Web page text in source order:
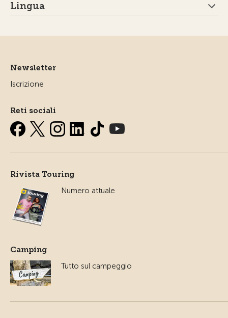
Lingua
Newsletter
Iscrizione
Reti sociali
Rivista Touring
Numero attuale
Camping
Tutto sul campeggio